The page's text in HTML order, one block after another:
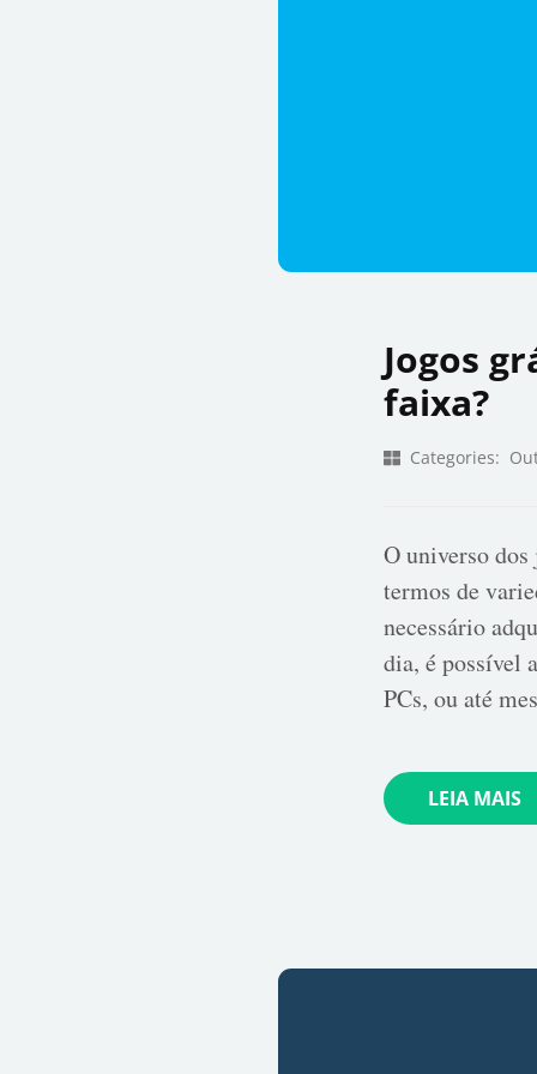
Jogos
faixa?
Categories:
O universo
termos de
necessário
dia, é possível
PCs, ou até
LEIA MAIS